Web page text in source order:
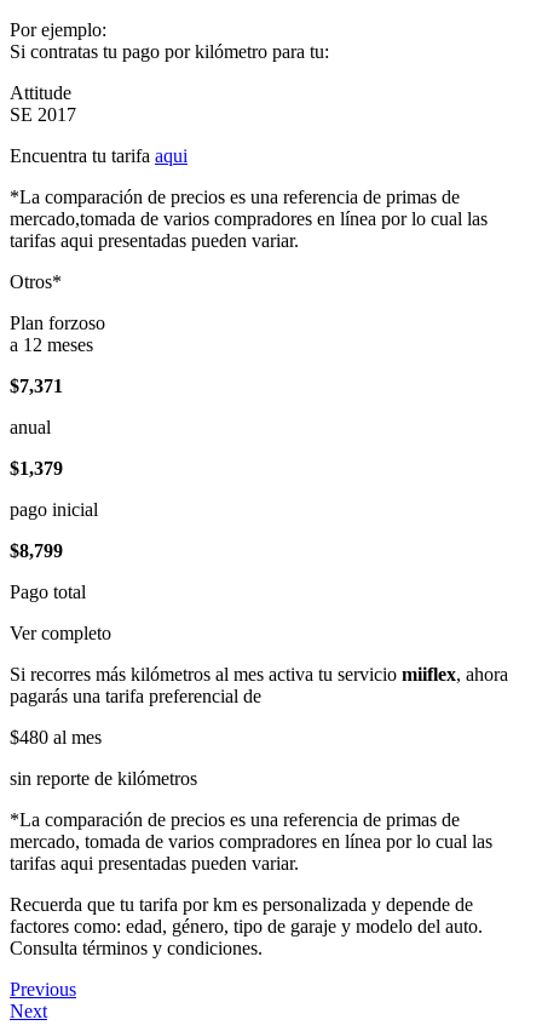
Por ejemplo:
Si contratas tu pago por kilómetro para tu:
Attitude
SE 2017
Encuentra tu tarifa aqui
*La comparación de precios es una referencia de primas de
mercado,tomada de varios compradores en línea por lo cual las
tarifas aqui presentadas pueden variar.
Otros*
Plan forzoso
a 12 meses
$7,371
anual
$1,379
pago inicial
$8,799
Pago total
Ver completo
Si recorres más kilómetros al mes activa tu servicio miiflex, ahora
pagarás una tarifa preferencial de
$480 al mes
sin reporte de kilómetros
*La comparación de precios es una referencia de primas de
mercado, tomada de varios compradores en línea por lo cual las
tarifas aqui presentadas pueden variar.
Recuerda que tu tarifa por km es personalizada y depende de
factores como: edad, género, tipo de garaje y modelo del auto.
Consulta términos y condiciones.
Previous
Next